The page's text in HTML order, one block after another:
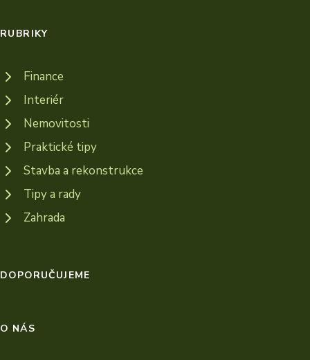
RUBRIKY
Finance
Interiér
Nemovitosti
Praktické tipy
Stavba a rekonstrukce
Tipy a rady
Zahrada
DOPORUČUJEME
O NÁS